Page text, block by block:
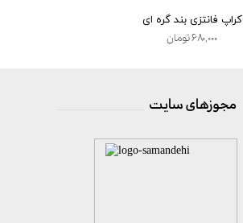
کراپ فانتزی بند گره ای
۶۸۰,۰۰۰ تومان
مجوزهای سایت